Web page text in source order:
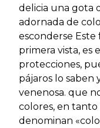
delicia una gota
adornada de
esconderse
primera vista, es
protecciones,
pájaros lo saben
venenosa. que
colores, en tanto
denominan